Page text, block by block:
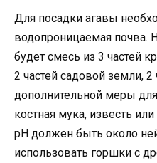
Для посадки агавы
водопроницаемая почва.
будет смесь из 3 частей
2 частей садовой земли, 2
дополнительной меры
костная мука, известь
pH должен быть около
использовать горшки с